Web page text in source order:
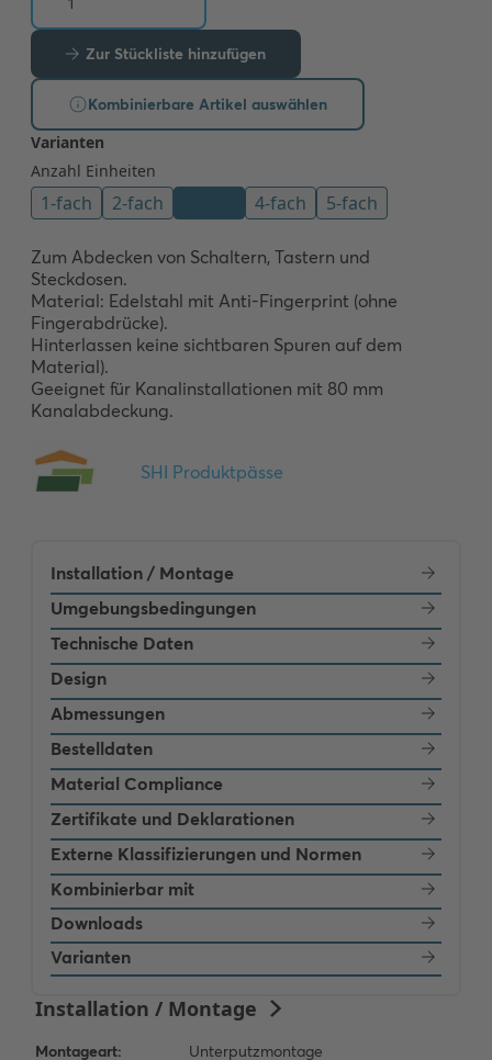
Zur Stückliste hinzufügen
Kombinierbare Artikel auswählen
Zum Abdecken von Schaltern, Tastern und
Steckdosen.
Material: Edelstahl mit Anti-Fingerprint (ohne
Fingerabdrücke).
Hinterlassen keine sichtbaren Spuren auf dem
Material).
Geeignet für Kanalinstallationen mit 80 mm
Kanalabdeckung.
Installation / Montage
Umgebungsbedingungen
Technische Daten
Design
Abmessungen
Bestelldaten
Material Compliance
Zertifikate und Deklarationen
Externe Klassifizierungen und Normen
Kombinierbar mit
Downloads
Varianten